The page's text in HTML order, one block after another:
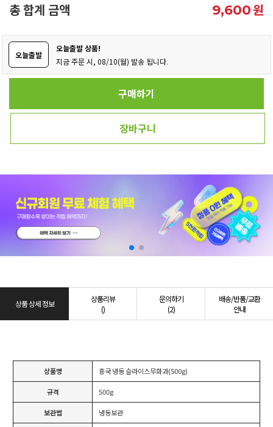
총 합계 금액 9,600원
오늘출발
오늘출발 상품!
지금 주문 시, 08/10(월) 발송 됩니다.
구매하기
장바구니
상품 상세 정보
상품리뷰
()
문의하기
(2)
배송/반품/교환
안내
상품명 흥국 냉동 슬라이스무화과(500g)
규격 500g
보관법 냉동보관